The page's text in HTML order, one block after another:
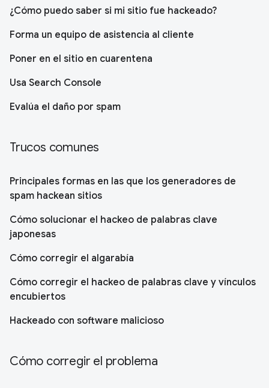
¿Cómo puedo saber si mi sitio fue hackeado?
Forma un equipo de asistencia al cliente
Poner en el sitio en cuarentena
Usa Search Console
Evalúa el daño por spam
Trucos comunes
Principales formas en las que los generadores de
spam hackean sitios
Cómo solucionar el hackeo de palabras clave
japonesas
Cómo corregir el algarabía
Cómo corregir el hackeo de palabras clave y vínculos
encubiertos
Hackeado con software malicioso
Cómo corregir el problema